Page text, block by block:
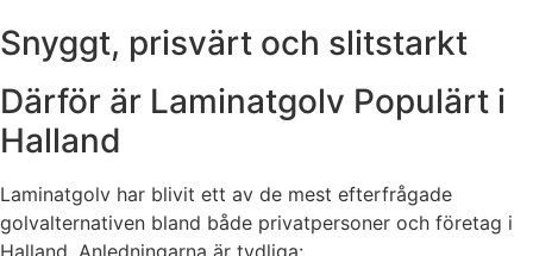
Snyggt, prisvärt och slitstarkt
Därför är Laminatgolv Populärt i
Halland
Laminatgolv har blivit ett av de mest efterfrågade
golvalternativen bland både privatpersoner och företag i